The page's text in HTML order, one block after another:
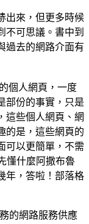
出來，但更多時候
不可思議。書中到
過去的網路介面有
個人網頁，一度
部份的事實，只是
這些個人網頁、網
的是，這些網頁的
可以更簡單，不需
懂什麼阿撒布魯
年，答啦！部落格
的網路服務供應